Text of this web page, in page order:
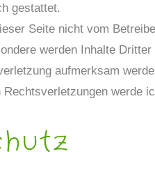
gestattet.
Seite nicht vom
werden Inhalte
aufmerksam
werde